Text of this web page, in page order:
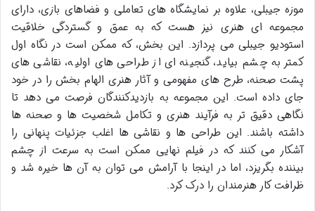
موزه جیبلی، علاوه بر نمایشگاه های تعاملی و فضاهای بازی، دارای
مجموعه ای هنری نیز هست که به عمق و گستردگی خلاقیت
استودیو جیبلی می پردازد. این بخش، که ممکن است در نگاه اول
کمتر به چشم بیاید، گنجینه ای از طراحی های اولیه، نقاشی های
پشت صحنه، طرح های مفهومی و آثار هنری الهام بخش را در خود
جای داده است. این مجموعه به بازدیدکنندگان فرصت می دهد تا
نگاهی دقیق تر به فرآیند هنری و تکامل شخصیت ها و صحنه ها
داشته باشند. این طراحی ها و نقاشی ها اغلب جزئیات پنهانی را
آشکار می کنند که در فیلم نهایی ممکن است به سرعت از چشم
بیننده بگریزد، اما در اینجا با آرامش می توان به آن ها خیره شد و
ظرافت کار هنرمندان را درک کرد.